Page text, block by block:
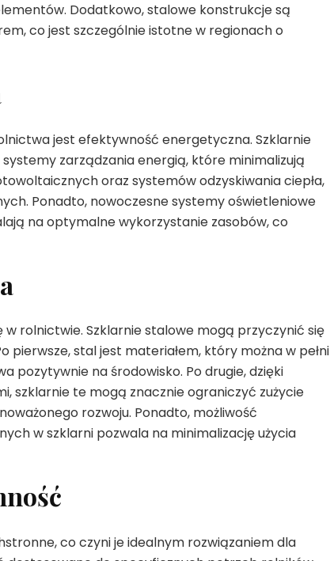
Dodatkowo, stalowe konstrukcje są
co jest szczególnie istotne w regionach o
jest efektywność energetyczna. Szklarnie
zarządzania energią, które minimalizują
oraz systemów odzyskiwania ciepła,
Ponadto, nowoczesne systemy oświetleniowe
na optymalne wykorzystanie zasobów, co
rolnictwie. Szklarnie stalowe mogą przyczynić się
pierwsze, stal jest materiałem, który można w pełni
pozytywnie na środowisko. Po drugie, dzięki
szklarnie te mogą znacznie ograniczyć zużycie
rozwoju. Ponadto, możliwość
w szklarni pozwala na minimalizację użycia
co czyni je idealnym rozwiązaniem dla